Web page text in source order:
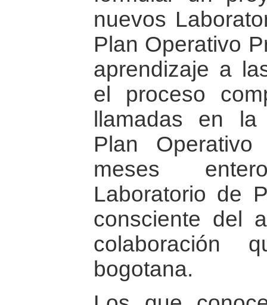
nuevos
Plan Operativo
aprendizaje a
el proceso
llamadas en
Plan
meses
Laboratorio de
consciente del
colaboración
bogotana.